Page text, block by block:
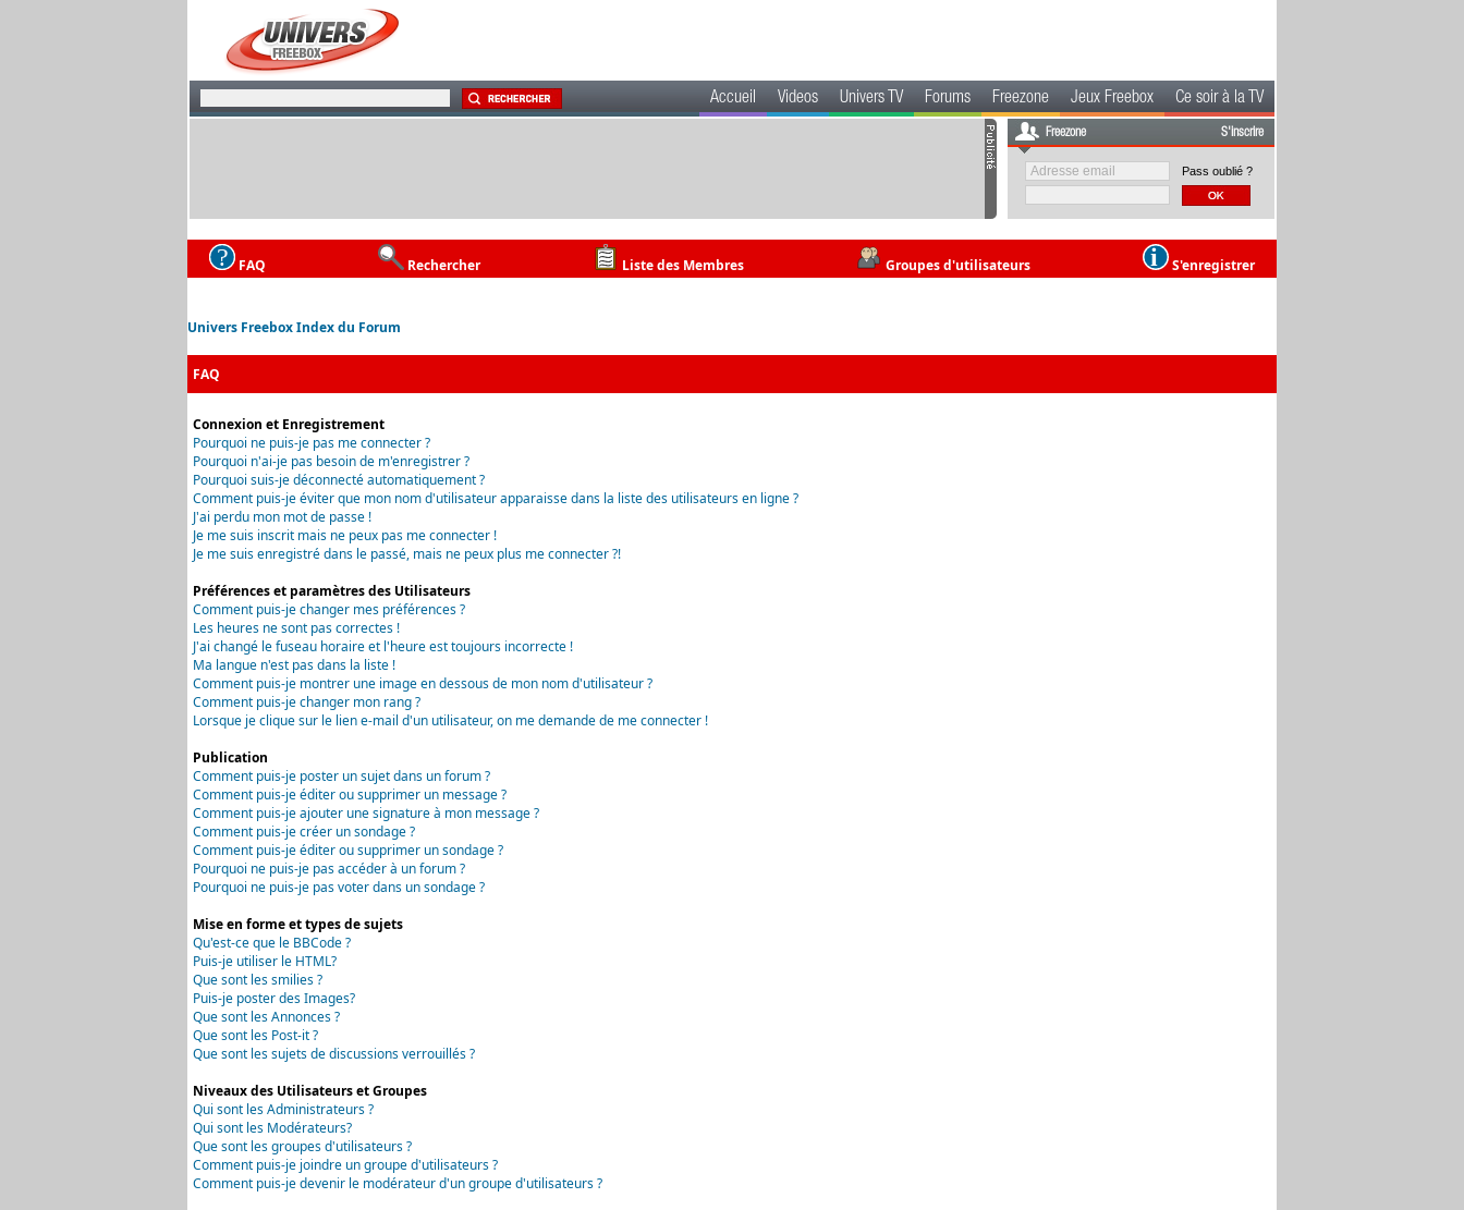
Accueil Videos Univers TV Forums Freezone Jeux Freebox Ce soir à la TV
Freezone S'inscrire
Pass oublié ?
FAQ Rechercher Liste des Membres Groupes d'utilisateurs S'enregistrer
Univers Freebox Index du Forum
FAQ
Connexion et Enregistrement
Pourquoi ne puis-je pas me connecter ?
Pourquoi n'ai-je pas besoin de m'enregistrer ?
Pourquoi suis-je déconnecté automatiquement ?
Comment puis-je éviter que mon nom d'utilisateur apparaisse dans la liste des utilisateurs en ligne ?
J'ai perdu mon mot de passe !
Je me suis inscrit mais ne peux pas me connecter !
Je me suis enregistré dans le passé, mais ne peux plus me connecter ?!
Préférences et paramètres des Utilisateurs
Comment puis-je changer mes préférences ?
Les heures ne sont pas correctes !
J'ai changé le fuseau horaire et l'heure est toujours incorrecte !
Ma langue n'est pas dans la liste !
Comment puis-je montrer une image en dessous de mon nom d'utilisateur ?
Comment puis-je changer mon rang ?
Lorsque je clique sur le lien e-mail d'un utilisateur, on me demande de me connecter !
Publication
Comment puis-je poster un sujet dans un forum ?
Comment puis-je éditer ou supprimer un message ?
Comment puis-je ajouter une signature à mon message ?
Comment puis-je créer un sondage ?
Comment puis-je éditer ou supprimer un sondage ?
Pourquoi ne puis-je pas accéder à un forum ?
Pourquoi ne puis-je pas voter dans un sondage ?
Mise en forme et types de sujets
Qu'est-ce que le BBCode ?
Puis-je utiliser le HTML?
Que sont les smilies ?
Puis-je poster des Images?
Que sont les Annonces ?
Que sont les Post-it ?
Que sont les sujets de discussions verrouillés ?
Niveaux des Utilisateurs et Groupes
Qui sont les Administrateurs ?
Qui sont les Modérateurs?
Que sont les groupes d'utilisateurs ?
Comment puis-je joindre un groupe d'utilisateurs ?
Comment puis-je devenir le modérateur d'un groupe d'utilisateurs ?